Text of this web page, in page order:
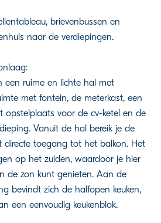
brievenbussen en
naar de verdiepingen.
een ruime en lichte hal met
met fontein, de meterkast, een
opstelplaats voor de cv-ketel en de
Vanuit de hal bereik je de
directe toegang tot het balkon. Het
op het zuiden, waardoor je hier
de zon kunt genieten. Aan de
bevindt zich de halfopen keuken,
een eenvoudig keukenblok.